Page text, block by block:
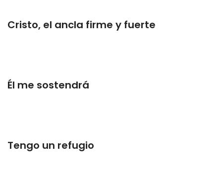
Cristo, el ancla firme y fuerte
Él me sostendrá
Tengo un refugio